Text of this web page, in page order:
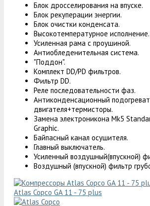
Блок дросселирования на впуске.
Блок рекуперации энергии.
Блок очистки конденсата.
Высокотемпературное исполнение.
Усиленная рама с проушиной.
Антиобледенительная система.
"Поддон".
Комплект DD/PD фильтров.
Фильтр DD.
Реле последовательности фаз.
Антиконденсационный
двигателя+термисторы.
Замена электроникона Mk5
Graphic.
Байпасный канал осушителя.
Главный выключатель.
Усиленный воздушный(впускной)
Воздушный (впускной) фильтр
Atlas Copco GA 11 - 75 plus